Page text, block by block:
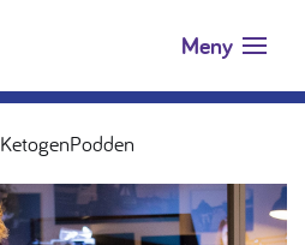
Meny
KetogenPodden